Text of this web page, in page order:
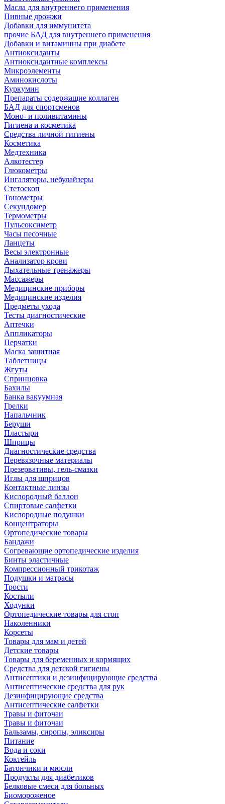
Масла для внутреннего применения
Пивные дрожжи
Добавки для иммунитета
прочие БАД для внутреннего применения
Добавки и витаминны при диабете
Антиоксиданты
Антиоксидантные комплексы
Микроэлементы
Аминокислоты
Куркумин
Препараты содержащие коллаген
БАД для спортсменов
Моно- и поливитамины
Гигиена и косметика
Средства личной гигиены
Косметика
Медтехника
Алкотестер
Глюкометры
Ингаляторы, небулайзеры
Стетоскоп
Тонометры
Секундомер
Термометры
Пульсоксиметр
Часы песочные
Ланцеты
Весы электронные
Анализатор крови
Дыхательные тренажеры
Массажеры
Медицинские приборы
Медицинские изделия
Предметы ухода
Тесты диагностические
Аптечки
Аппликаторы
Перчатки
Маска защитная
Таблетницы
Жгуты
Спринцовка
Бахилы
Банка вакуумная
Грелки
Напальчник
Беруши
Пластыри
Шприцы
Диагностические средства
Перевязочные материалы
Презервативы, гель-смазки
Иглы для шприцов
Контактные линзы
Кислородный баллон
Спиртовые салфетки
Кислородные подушки
Концентраторы
Ортопедические товары
Бандажи
Согревающие ортопедические изделия
Бинты эластичные
Компрессионный трикотаж
Подушки и матрасы
Трости
Костыли
Ходунки
Ортопедические товары для стоп
Наколенники
Корсеты
Товары для мам и детей
Детские товары
Товары для беременных и кормящих
Средства для детской гигиены
Антисептики и дезинфицирующие средства
Антисептические средства для рук
Дезинфицирующие средства
Антисептические салфетки
Травы и фиточаи
Травы и фиточаи
Бальзамы, сиропы, эликсиры
Питание
Вода и соки
Коктейль
Батончики и мюсли
Продукты для диабетиков
Белковые смеси для больных
Биомороженое